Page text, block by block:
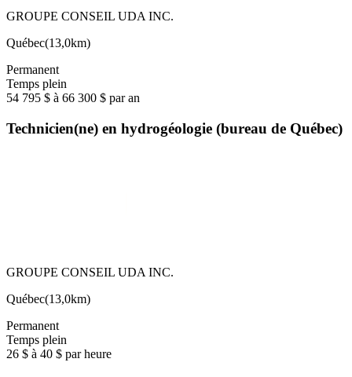
GROUPE CONSEIL UDA INC.
Québec(13,0km)
Permanent
Temps plein
54 795 $ à 66 300 $ par an
Technicien(ne) en hydrogéologie (bureau de Québec)
GROUPE CONSEIL UDA INC.
Québec(13,0km)
Permanent
Temps plein
26 $ à 40 $ par heure